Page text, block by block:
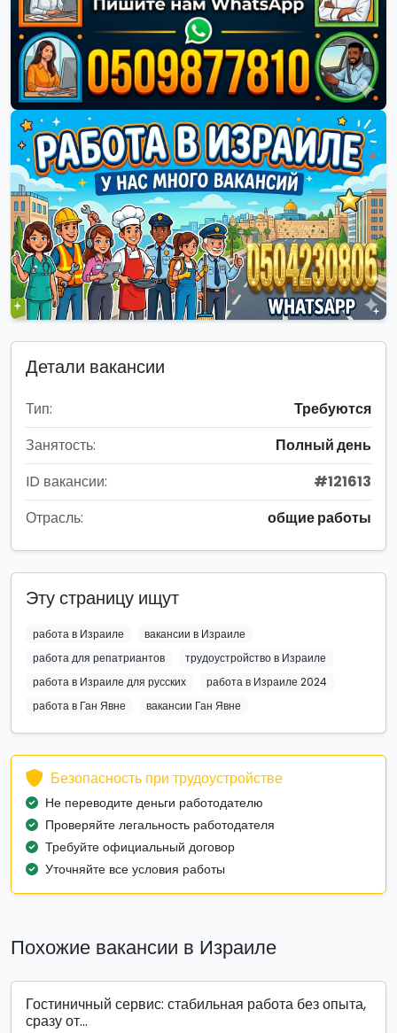
Детали вакансии
Тип:
Требуются
Занятость:
Полный день
ID вакансии:
#121613
Отрасль:
общие работы
Эту страницу ищут
работа в Израиле
вакансии в Израиле
работа для репатриантов
трудоустройство в Израиле
работа в Израиле для русских
работа в Израиле 2024
работа в Ган Явне
вакансии Ган Явне
Безопасность при трудоустройстве
Не переводите деньги работодателю
Проверяйте легальность работодателя
Требуйте официальный договор
Уточняйте все условия работы
Похожие вакансии в Израиле
Гостиничный сервис: стабильная работа без опыта,
сразу от...